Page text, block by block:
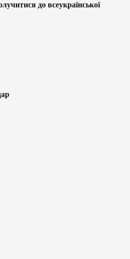
до всеукраїнської